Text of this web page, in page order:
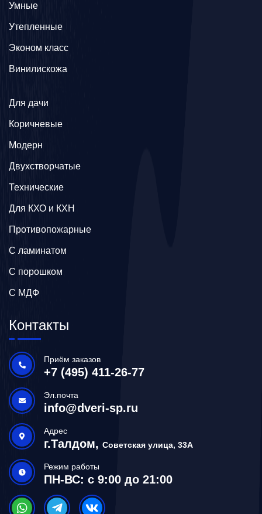
Умные
Утепленные
Эконом класс
Винилискожа
Для дачи
Коричневые
Модерн
Двухстворчатые
Технические
Для КХО и КХН
Противопожарные
С ламинатом
С порошком
С МДФ
Контакты
Приём заказов
+7 (495) 411-26-77
Эл.почта
info@dveri-sp.ru
Адрес
г.Талдом, Советская улица, 33А
Режим работы
ПН-ВС: с 9:00 до 21:00